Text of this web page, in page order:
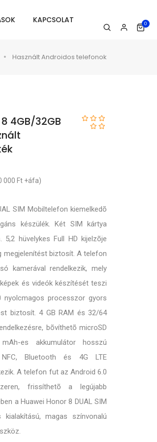
KAPCSOLAT 0
Használt Androidos telefonok
4GB/32GB
000 Ft +áfa)
SIM Mobiltelefon kiemelkedõ
készülék. Két SIM kártya
5,2 hüvelykes Full HD kijelzõje
megjelenítést biztosít. A telefon
kamerával rendelkezik, mely
és videók készítését teszi
nyolcmagos processzor gyors
biztosít. 4 GB RAM és 32/64
bõvíthetõ microSD
es akkumulátor hosszú
Bluetooth és 4G LTE
A telefon fut az Android 6.0
frissíthetõ a legújabb
a Huawei Honor 8 DUAL SIM
kialakítású, magas színvonalú